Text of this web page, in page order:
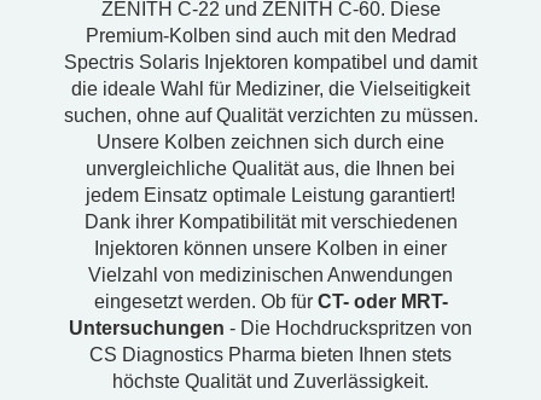
ZENITH C-22 und ZENITH C-60. Diese
Premium-Kolben sind auch mit den Medrad
Spectris Solaris Injektoren kompatibel und damit
die ideale Wahl für Mediziner, die Vielseitigkeit
suchen, ohne auf Qualität verzichten zu müssen.
Unsere Kolben zeichnen sich durch eine
unvergleichliche Qualität aus, die Ihnen bei
jedem Einsatz optimale Leistung garantiert!
Dank ihrer Kompatibilität mit verschiedenen
Injektoren können unsere Kolben in einer
Vielzahl von medizinischen Anwendungen
eingesetzt werden. Ob für CT- oder MRT-
Untersuchungen - Die Hochdruckspritzen von
CS Diagnostics Pharma bieten Ihnen stets
höchste Qualität und Zuverlässigkeit.